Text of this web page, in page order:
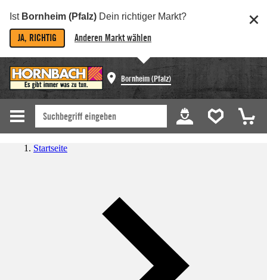
Ist Bornheim (Pfalz) Dein richtiger Markt?
JA, RICHTIG Anderen Markt wählen
Bornheim (Pfalz)
Startseite